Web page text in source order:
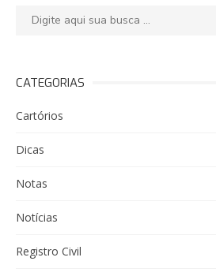
Pesquisar:
CATEGORIAS
Cartórios
Dicas
Notas
Notícias
Registro Civil